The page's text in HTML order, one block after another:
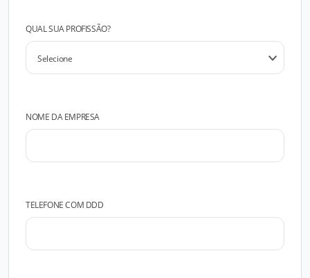
QUAL SUA PROFISSÃO?
NOME DA EMPRESA
TELEFONE COM DDD